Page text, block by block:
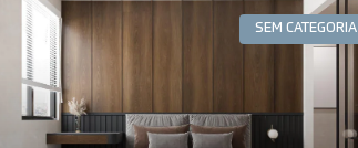
SEM CATEGORIA